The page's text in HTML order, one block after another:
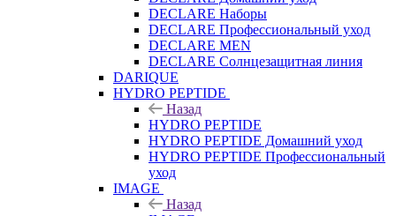
DECLARE Наборы
DECLARE Профессиональный уход
DECLARE MEN
DECLARE Солнцезащитная линия
DARIQUE
HYDRO PEPTIDE
Назад
HYDRO PEPTIDE
HYDRO PEPTIDE Домашний уход
HYDRO PEPTIDE Профессиональный
уход
IMAGE
Назад